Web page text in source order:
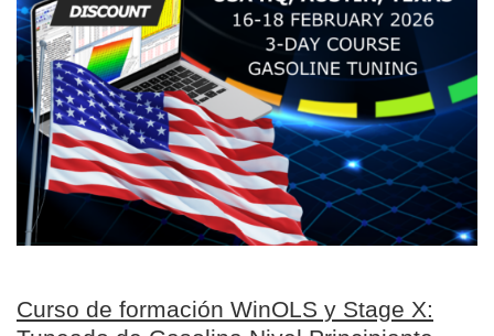
Curso de formación WinOLS y Stage X: